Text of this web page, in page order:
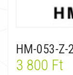
HM-053-
3 800 Ft